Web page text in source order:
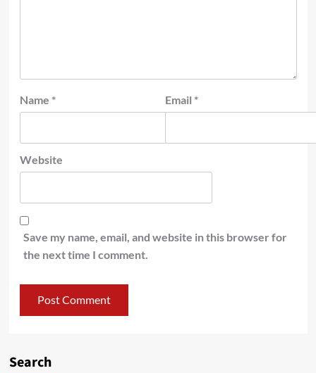
Name * Email *
Website
Save my name, email, and website in this browser for
the next time I comment.
Search